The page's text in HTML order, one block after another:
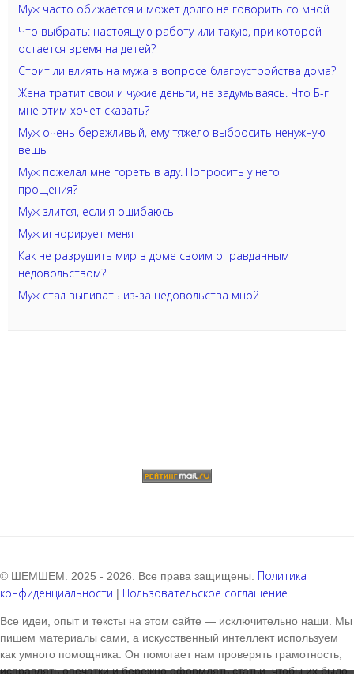
Муж часто обижается и может долго не говорить со мной
Что выбрать: настоящую работу или такую, при которой
остается время на детей?
Стоит ли влиять на мужа в вопросе благоустройства дома?
Жена тратит свои и чужие деньги, не задумываясь. Что Б-г
мне этим хочет сказать?
Муж очень бережливый, ему тяжело выбросить ненужную
вещь
Муж пожелал мне гореть в аду. Попросить у него
прощения?
Муж злится, если я ошибаюсь
Муж игнорирует меня
Как не разрушить мир в доме своим оправданным
недовольством?
Муж стал выпивать из-за недовольства мной
© ШЕМШЕМ. 2025 - 2026. Все права защищены. Политика
конфиденциальности | Пользовательское соглашение
Все идеи, опыт и тексты на этом сайте — исключительно наши. Мы
пишем материалы сами, а искусственный интеллект используем
как умного помощника. Он помогает нам проверять грамотность,
исправлять опечатки и бережно оформлять статьи, чтобы их было